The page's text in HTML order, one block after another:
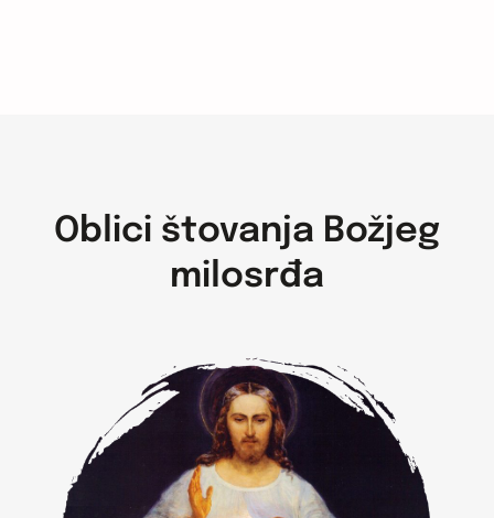
Oblici štovanja Božjeg
milosrđa